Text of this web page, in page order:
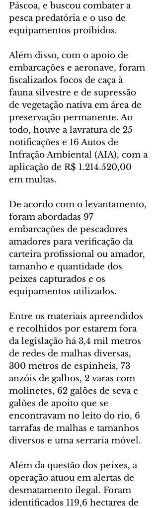
Páscoa, e buscou combater a
pesca predatória e o uso de
equipamentos proibidos.
Além disso, com o apoio de
embarcações e aeronave, foram
fiscalizados focos de caça à
fauna silvestre e de supressão
de vegetação nativa em área de
preservação permanente. Ao
todo, houve a lavratura de 25
notificações e 16 Autos de
Infração Ambiental (AIA), com a
aplicação de R$ 1.214.520,00
em multas.
De acordo com o levantamento,
foram abordadas 97
embarcações de pescadores
amadores para verificação da
carteira profissional ou amador,
tamanho e quantidade dos
peixes capturados e os
equipamentos utilizados.
Entre os materiais apreendidos
e recolhidos por estarem fora
da legislação há 3,4 mil metros
de redes de malhas diversas,
300 metros de espinheis, 73
anzóis de galhos, 2 varas com
molinetes, 62 galões de seva e
galões de apoito que se
encontravam no leito do rio, 6
tarrafas de malhas e tamanhos
diversos e uma serraria móvel.
Além da questão dos peixes, a
operação atuou em alertas de
desmatamento ilegal. Foram
identificados 119,6 hectares de